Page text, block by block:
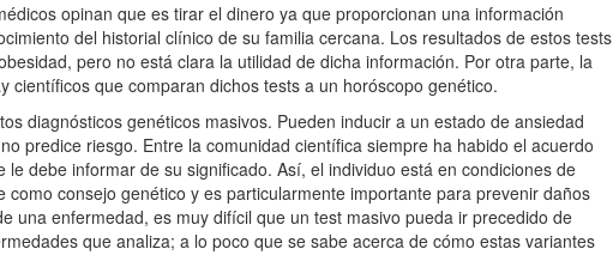
opinan que es tirar el dinero ya que proporcionan una información
del historial clínico de su familia cercana. Los resultados de estos tests
pero no está clara la utilidad de dicha información. Por otra parte, la
que comparan dichos tests a un horóscopo genético.
diagnósticos genéticos masivos. Pueden inducir a un estado de ansiedad
predice riesgo. Entre la comunidad científica siempre ha habido el acuerdo
debe informar de su significado. Así, el individuo está en condiciones de
consejo genético y es particularmente importante para prevenir daños
una enfermedad, es muy difícil que un test masivo pueda ir precedido de
que analiza; a lo poco que se sabe acerca de cómo estas variantes